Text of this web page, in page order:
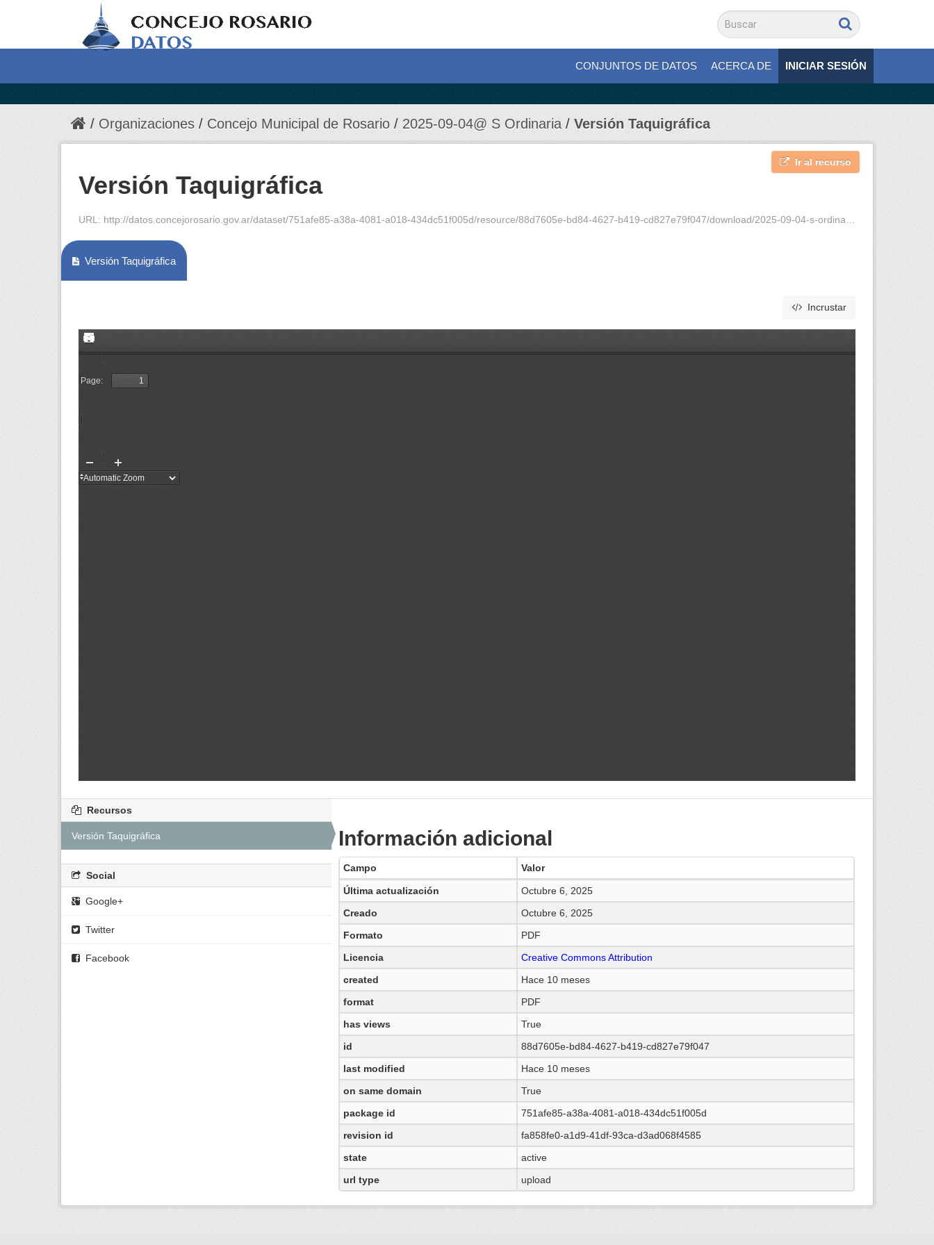
CONJUNTOS DE DATOS ACERCA DE INICIAR SESIÓN
Organizaciones Concejo Municipal de Rosario 2025-09-04@ S Ordinaria Versión Taquigráfica
Ir al recurso
Versión Taquigráfica
URL: http://datos.concejorosario.gov.ar/dataset/751afe85-a38a-4081-a018-434dc51f005d/resource/88d7605e-bd84-4627-b419-cd827e79f047/download/2025-09-04-s-ordinaria-3-vt.pdf
Versión Taquigráfica
Incrustar
Información adicional
Campo Valor
Última actualización
Octubre 6, 2025
Creado
Octubre 6, 2025
Formato
PDF
Licencia
Creative Commons Attribution
created
Hace 10 meses
format
PDF
has views
True
id
88d7605e-bd84-4627-b419-cd827e79f047
last modified
Hace 10 meses
on same domain
True
package id
751afe85-a38a-4081-a018-434dc51f005d
revision id
fa858fe0-a1d9-41df-93ca-d3ad068f4585
state
active
url type
upload
Recursos
Versión Taquigráfica
Social
Google+
Twitter
Facebook